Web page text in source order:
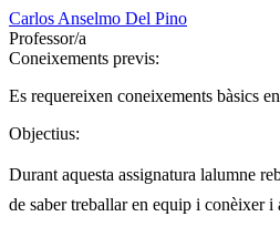
Carlos Anselmo Del Pino
Professor/a
Coneixements previs:
Es requereixen coneixements bàsics
Objectius:
Durant aquesta assignatura lalumne
de saber treballar en equip i conèixer